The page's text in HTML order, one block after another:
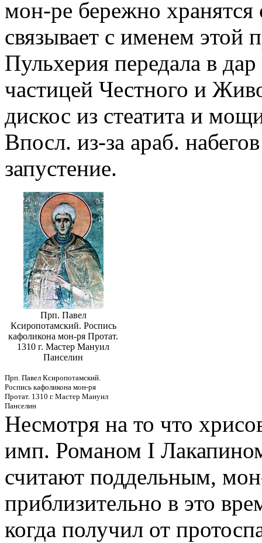
мон-ре бережно хранятся
связывает с именем этой
Пульхерия передала в
частицей Честного и
дискос из стеатита и
Впосл. из-за араб.
запустение.
Прп. Павел
Ксиропотамский. Роспись
кафоликона мон-ря Протат.
1310 г. Мастер Мануил
Панселин
Прп. Павел Ксиропотамский.
Роспись кафоликона мон-ря
Протат. 1310 г. Мастер Мануил
Панселин
Несмотря на то что
имп. Романом I
считают поддельным,
приблизительно в это
когда получил от